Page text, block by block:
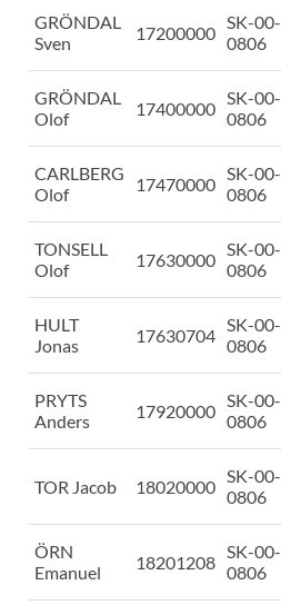
GRÖNDAL
Sven
17200000
SK-00-
0806
GRÖNDAL
Olof
17400000
SK-00-
0806
CARLBERG
Olof
17470000
SK-00-
0806
TONSELL
Olof
17630000
SK-00-
0806
HULT
Jonas
17630704
SK-00-
0806
PRYTS
Anders
17920000
SK-00-
0806
TOR Jacob 18020000
SK-00-
0806
ÖRN
Emanuel
18201208
SK-00-
0806